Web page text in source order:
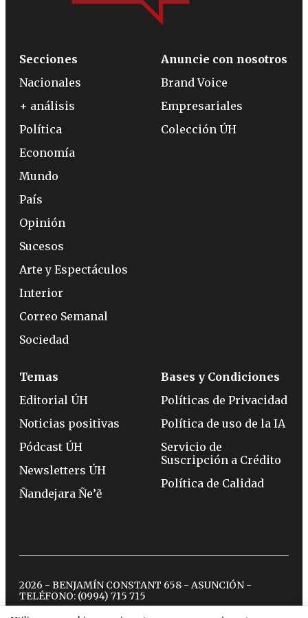
Secciones
Nacionales
+ análisis
Política
Economía
Mundo
País
Opinión
Sucesos
Arte y Espectáculos
Interior
Correo Semanal
Sociedad
Anuncie con nosotros
Brand Voice
Empresariales
Colección ÚH
Temas
Editorial ÚH
Noticias positivas
Pódcast ÚH
Newsletters ÚH
Ñandejara Ñe’ẽ
Bases y Condiciones
Políticas de Privacidad
Política de uso de la IA
Servicio de
Suscripción a Crédito
Política de Calidad
2026 - BENJAMÍN CONSTANT 658 - ASUNCIÓN -
TELÉFONO: (0994) 715 715